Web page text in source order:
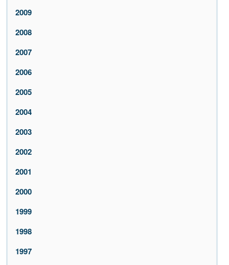
2009
2008
2007
2006
2005
2004
2003
2002
2001
2000
1999
1998
1997